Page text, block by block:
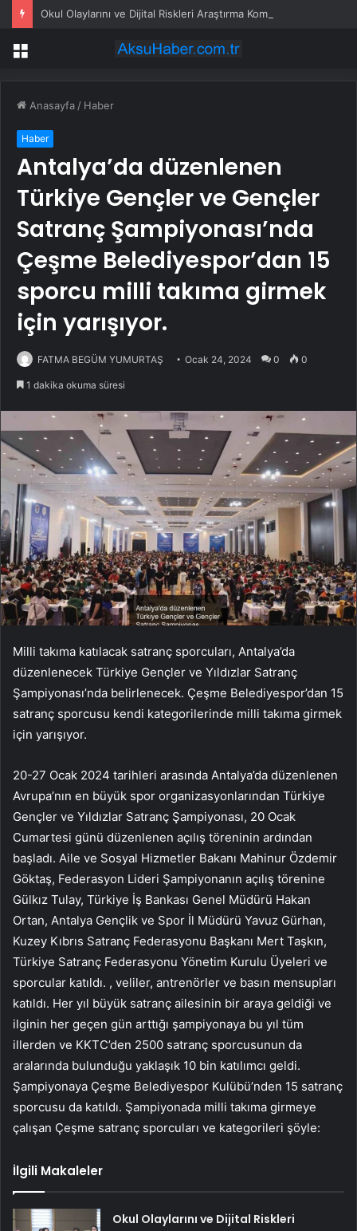
Menü
Anasayfa / Haber
Haber
Antalya’da düzenlenen
Türkiye Gençler ve Gençler
Satranç Şampiyonası’nda
Çeşme Belediyespor’dan 15
sporcu milli takıma girmek
için yarışıyor.
FATMA BEGÜM YUMURTAŞ Ocak 24, 2024 0 0
1 dakika okuma süresi
Milli takıma katılacak satranç sporcuları, Antalya’da
düzenlenecek Türkiye Gençler ve Yıldızlar Satranç
Şampiyonası’nda belirlenecek. Çeşme Belediyespor’dan 15
satranç sporcusu kendi kategorilerinde milli takıma girmek
için yarışıyor.
20-27 Ocak 2024 tarihleri ​​arasında Antalya’da düzenlenen
Avrupa’nın en büyük spor organizasyonlarından Türkiye
Gençler ve Yıldızlar Satranç Şampiyonası, 20 Ocak
Cumartesi günü düzenlenen açılış töreninin ardından
başladı. Aile ve Sosyal Hizmetler Bakanı Mahinur Özdemir
Göktaş, Federasyon Lideri Şampiyonanın açılış törenine
Gülkız Tulay, Türkiye İş Bankası Genel Müdürü Hakan
Ortan, Antalya Gençlik ve Spor İl Müdürü Yavuz Gürhan,
Kuzey Kıbrıs Satranç Federasyonu Başkanı Mert Taşkın,
Türkiye Satranç Federasyonu Yönetim Kurulu Üyeleri ve
sporcular katıldı. , veliler, antrenörler ve basın mensupları
katıldı. Her yıl büyük satranç ailesinin bir araya geldiği ve
ilginin her geçen gün arttığı şampiyonaya bu yıl tüm
illerden ve KKTC’den 2500 satranç sporcusunun da
aralarında bulunduğu yaklaşık 10 bin katılımcı geldi.
Şampiyonaya Çeşme Belediyespor Kulübü’nden 15 satranç
sporcusu da katıldı. Şampiyonada milli takıma girmeye
çalışan Çeşme satranç sporcuları ve kategorileri şöyle:
İlgili Makaleler
Okul Olaylarını ve Dijital Riskleri